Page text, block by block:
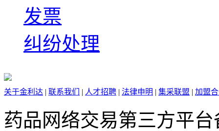
发票
纠纷处理
关于金利达 | 联系我们 | 人才招聘 | 法律申明 | 集采联盟 | 加盟
药品网络交易第三方平